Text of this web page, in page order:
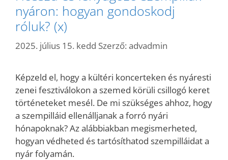
nyáron: hogyan gondoskodj
róluk? (x)
2025. július 15. kedd Szerző: advadmin
Képzeld el, hogy a kültéri koncerteken és nyáresti
zenei fesztiválokon a szemed körüli csillogó keret
történeteket mesél. De mi szükséges ahhoz, hogy
a szempilláid ellenálljanak a forró nyári
hónapoknak? Az alábbiakban megismerheted,
hogyan védheted és tartósíthatod szempilláidat a
nyár folyamán.